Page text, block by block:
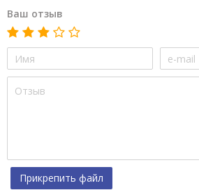
Ваш отзыв
Прикрепить файл